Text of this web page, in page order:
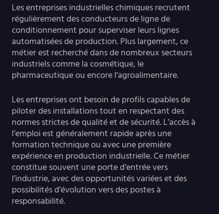
Les entreprises industrielles chimiques recrutent
régulièrement des conducteurs de ligne de
conditionnement pour superviser leurs lignes
automatisées de production. Plus largement, ce
métier est recherché dans de nombreux secteurs
industriels comme la cosmétique, le
pharmaceutique ou encore l’agroalimentaire.
Les entreprises ont besoin de profils capables de
piloter des installations tout en respectant des
normes strictes de qualité et de sécurité. L’accès à
l’emploi est généralement rapide après une
formation technique ou avec une première
expérience en production industrielle. Ce métier
constitue souvent une porte d’entrée vers
l’industrie, avec des opportunités variées et des
possibilités d’évolution vers des postes à
responsabilité.